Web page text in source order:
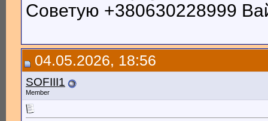
Советую +380630228999
04.05.2026, 18:56
SOFIII1
Member